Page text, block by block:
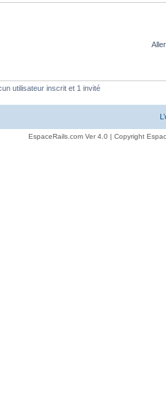
utilisateur inscrit et 1 invité
EspaceRails.com Ver 4.0 | Copyright